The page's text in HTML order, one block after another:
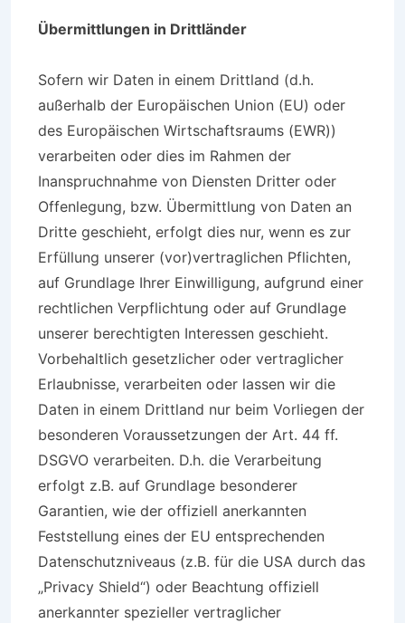
Übermittlungen in Drittländer
Sofern wir Daten in einem Drittland (d.h.
außerhalb der Europäischen Union (EU) oder
des Europäischen Wirtschaftsraums (EWR))
verarbeiten oder dies im Rahmen der
Inanspruchnahme von Diensten Dritter oder
Offenlegung, bzw. Übermittlung von Daten an
Dritte geschieht, erfolgt dies nur, wenn es zur
Erfüllung unserer (vor)vertraglichen Pflichten,
auf Grundlage Ihrer Einwilligung, aufgrund einer
rechtlichen Verpflichtung oder auf Grundlage
unserer berechtigten Interessen geschieht.
Vorbehaltlich gesetzlicher oder vertraglicher
Erlaubnisse, verarbeiten oder lassen wir die
Daten in einem Drittland nur beim Vorliegen der
besonderen Voraussetzungen der Art. 44 ff.
DSGVO verarbeiten. D.h. die Verarbeitung
erfolgt z.B. auf Grundlage besonderer
Garantien, wie der offiziell anerkannten
Feststellung eines der EU entsprechenden
Datenschutzniveaus (z.B. für die USA durch das
„Privacy Shield“) oder Beachtung offiziell
anerkannter spezieller vertraglicher